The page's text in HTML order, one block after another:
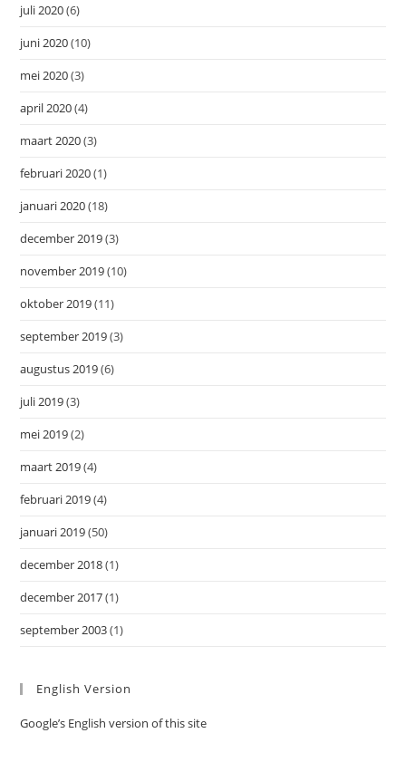
juli 2020(6)
juni 2020(10)
mei 2020(3)
april 2020(4)
maart 2020(3)
februari 2020(1)
januari 2020(18)
december 2019(3)
november 2019(10)
oktober 2019(11)
september 2019(3)
augustus 2019(6)
juli 2019(3)
mei 2019(2)
maart 2019(4)
februari 2019(4)
januari 2019(50)
december 2018(1)
december 2017(1)
september 2003(1)
English Version
Google’s English version of this site